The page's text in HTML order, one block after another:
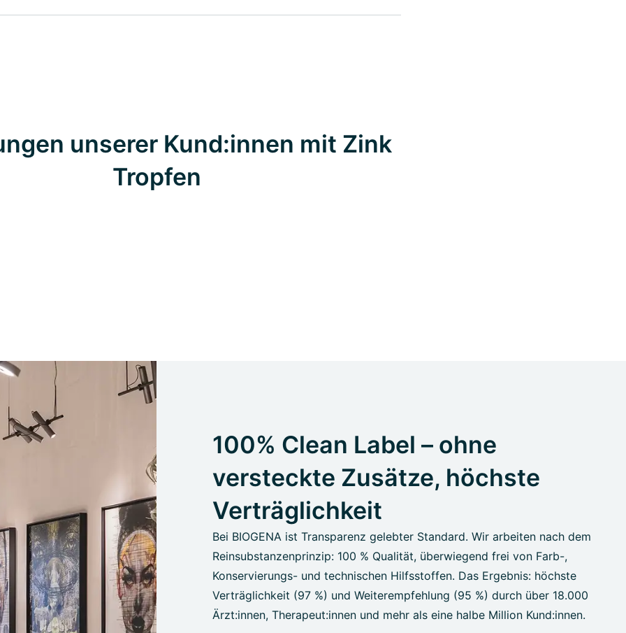
unserer Kund:innen mit Zink
Tropfen
100% Clean Label – ohne
versteckte Zusätze, höchste
Verträglichkeit
Bei BIOGENA ist Transparenz gelebter Standard. Wir arbeiten nach dem
Reinsubstanzenprinzip: 100 % Qualität, überwiegend frei von Farb-,
Konservierungs- und technischen Hilfsstoffen. Das Ergebnis: höchste
Verträglichkeit (97 %) und Weiterempfehlung (95 %) durch über 18.000
Ärzt:innen, Therapeut:innen und mehr als eine halbe Million Kund:innen.